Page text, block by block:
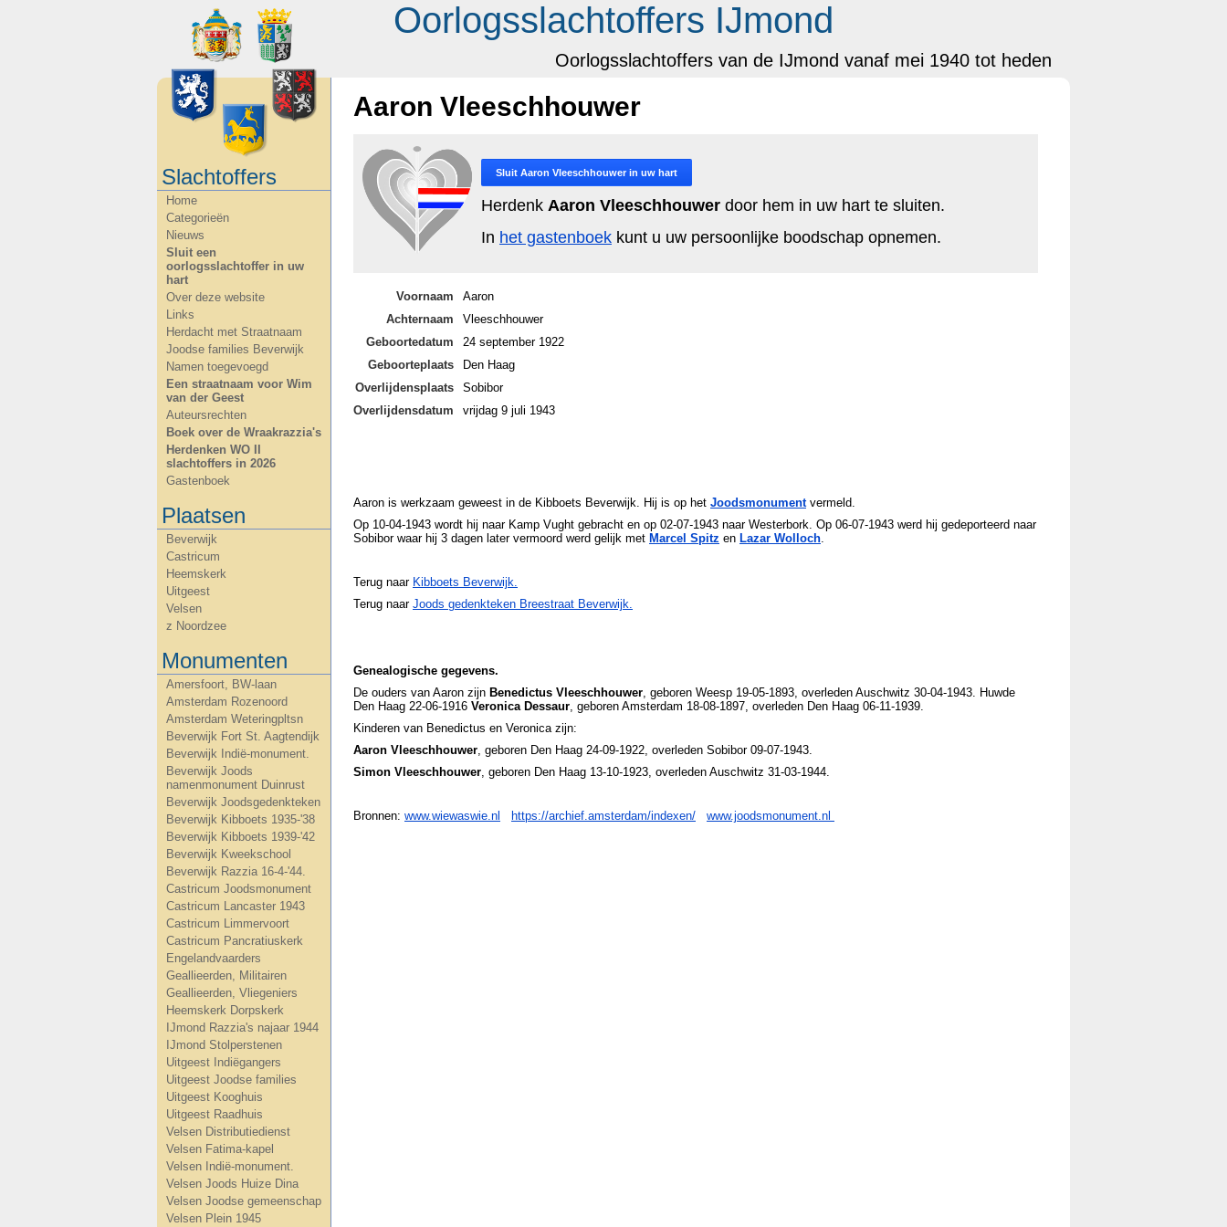
Oorlogsslachtoffers IJmond
Oorlogsslachtoffers van de IJmond vanaf mei 1940 tot heden
Slachtoffers
Home
Categorieën
Nieuws
Sluit een
oorlogsslachtoffer in uw
hart
Over deze website
Links
Herdacht met Straatnaam
Joodse families Beverwijk
Namen toegevoegd
Een straatnaam voor Wim
van der Geest
Auteursrechten
Boek over de Wraakrazzia's
Herdenken WO II
slachtoffers in 2026
Gastenboek
Plaatsen
Beverwijk
Castricum
Heemskerk
Uitgeest
Velsen
z Noordzee
Monumenten
Amersfoort, BW-laan
Amsterdam Rozenoord
Amsterdam Weteringpltsn
Beverwijk Fort St. Aagtendijk
Beverwijk Indië-monument.
Beverwijk Joods
namenmonument Duinrust
Beverwijk Joodsgedenkteken
Beverwijk Kibboets 1935-'38
Beverwijk Kibboets 1939-'42
Beverwijk Kweekschool
Beverwijk Razzia 16-4-'44.
Castricum Joodsmonument
Castricum Lancaster 1943
Castricum Limmervoort
Castricum Pancratiuskerk
Engelandvaarders
Geallieerden, Militairen
Geallieerden, Vliegeniers
Heemskerk Dorpskerk
IJmond Razzia's najaar 1944
IJmond Stolperstenen
Uitgeest Indiëgangers
Uitgeest Joodse families
Uitgeest Kooghuis
Uitgeest Raadhuis
Velsen Distributiedienst
Velsen Fatima-kapel
Velsen Indië-monument.
Velsen Joods Huize Dina
Velsen Joodse gemeenschap
Velsen Plein 1945
Aaron Vleeschhouwer
Sluit Aaron Vleeschhouwerin uw hart
Herdenk Aaron Vleeschhouwer door hem in uw hart te sluiten.
In het gastenboek kunt u uw persoonlijke boodschap opnemen.
Voornaam
Aaron
Achternaam
Vleeschhouwer
Geboortedatum
24 september 1922
Geboorteplaats
Den Haag
Overlijdensplaats
Sobibor
Overlijdensdatum
vrijdag 9 juli 1943
Aaron is werkzaam geweest in de Kibboets Beverwijk. Hij is op het Joodsmonumentvermeld.
Op 10-04-1943 wordt hij naar Kamp Vught gebracht en op 02-07-1943 naar Westerbork. Op 06-07-1943 werd hij gedeporteerd naar
Sobibor waar hij 3 dagen later vermoord werd gelijk met Marcel Spitz en Lazar Wolloch.
Terug naar Kibboets Beverwijk.
Terug naar Joods gedenkteken Breestraat Beverwijk.
Genealogische gegevens.
De ouders van Aaron zijn Benedictus Vleeschhouwer , geboren Weesp 19-05-1893, overleden Auschwitz 30-04-1943. Huwde
Den Haag 22-06-1916 Veronica Dessaur , geboren Amsterdam 18-08-1897, overleden Den Haag 06-11-1939.
Kinderen van Benedictus en Veronica zijn:
Aaron Vleeschhouwer , geboren Den Haag 24-09-1922, overleden Sobibor 09-07-1943.
Simon Vleeschhouwer , geboren Den Haag 13-10-1923, overleden Auschwitz 31-03-1944.
Bronnen: www.wiewaswie.nl https://archief.amsterdam/indexen/ www.joodsmonument.nl